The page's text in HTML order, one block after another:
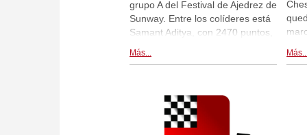
grupo A del Festival de Ajedrez de
Sunway. Entre los colíderes está
Samant Aditya, con 2470 puntos,
la cuarta ronda. Dos jugadores
forman parte del grupo de
líderes, Hans Niemann y Kirill
Alekseenko. Crónica de la cuarta
Más...
con